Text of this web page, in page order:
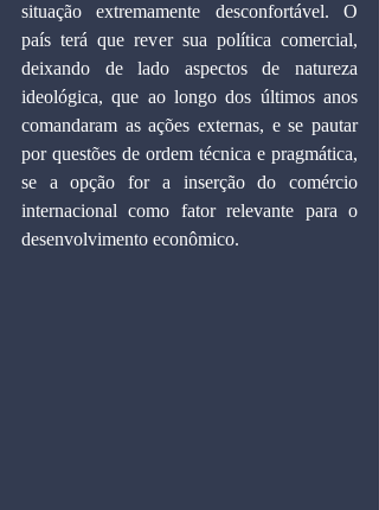
situação extremamente desconfortável. O
país terá que rever sua política comercial,
deixando de lado aspectos de natureza
ideológica, que ao longo dos últimos anos
comandaram as ações externas, e se pautar
por questões de ordem técnica e pragmática,
se a opção for a inserção do comércio
internacional como fator relevante para o
desenvolvimento econômico.